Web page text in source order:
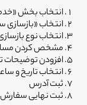
انتخاب بخش
انتخاب «بازسازی
انتخاب نوع
مشخص کردن
افزودن توضیحات
انتخاب تاریخ و
ثبت آدرس
ثبت نهایی سفارش